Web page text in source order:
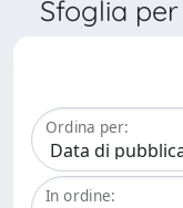
Sfoglia
Ordina per:
In ordine: